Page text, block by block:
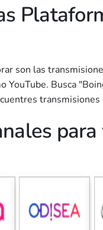
son las
YouTube. Busca